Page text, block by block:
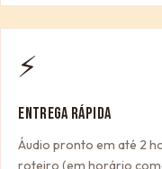
⚡
ENTREGA RÁPIDA
Áudio pronto em até 2
roteiro (em horário